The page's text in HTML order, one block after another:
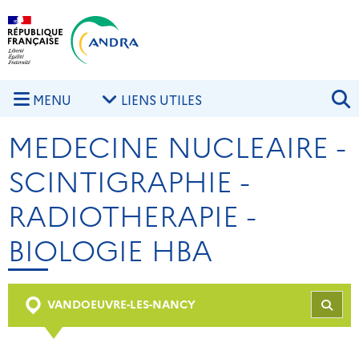
Aller au contenu principal
MENU LIENS UTILES
MEDECINE NUCLEAIRE -
SCINTIGRAPHIE -
RADIOTHERAPIE -
BIOLOGIE HBA
VANDOEUVRE-LES-NANCY